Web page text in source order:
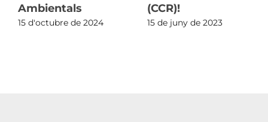
Ambientals
15 d'octubre de 2024
(CCR)!
15 de juny de 2023